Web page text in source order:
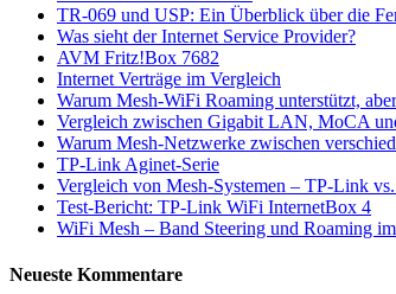
TR-069 und USP: Ein Überblick über die
Was sieht der Internet Service Provider?
AVM Fritz!Box 7682
Internet Verträge im Vergleich
Warum Mesh-WiFi Roaming unterstützt,
Vergleich zwischen Gigabit LAN, MoCA
Warum Mesh-Netzwerke zwischen
TP-Link Aginet-Serie
Vergleich von Mesh-Systemen – TP-Link
Test-Bericht: TP-Link WiFi InternetBox 4
WiFi Mesh – Band Steering und Roaming
Neueste Kommentare